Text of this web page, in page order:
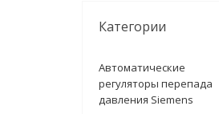
Категории
Автоматические
регуляторы перепада
давления Siemens